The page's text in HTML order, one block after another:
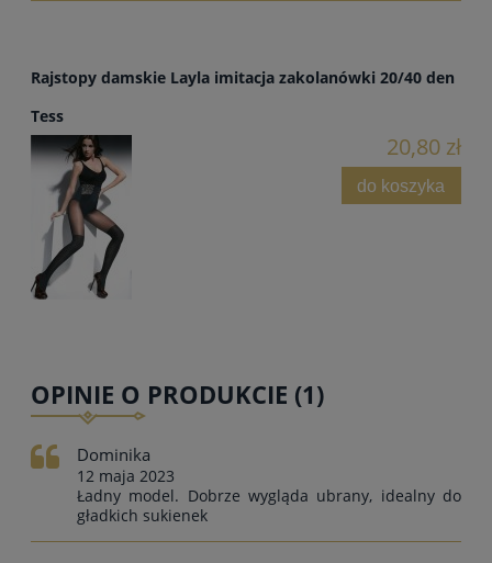
Rajstopy damskie Layla imitacja zakolanówki 20/40 den
Tess
20,80 zł
do koszyka
OPINIE O PRODUKCIE (1)
Dominika
12 maja 2023
Ładny model. Dobrze wygląda ubrany, idealny do
gładkich sukienek